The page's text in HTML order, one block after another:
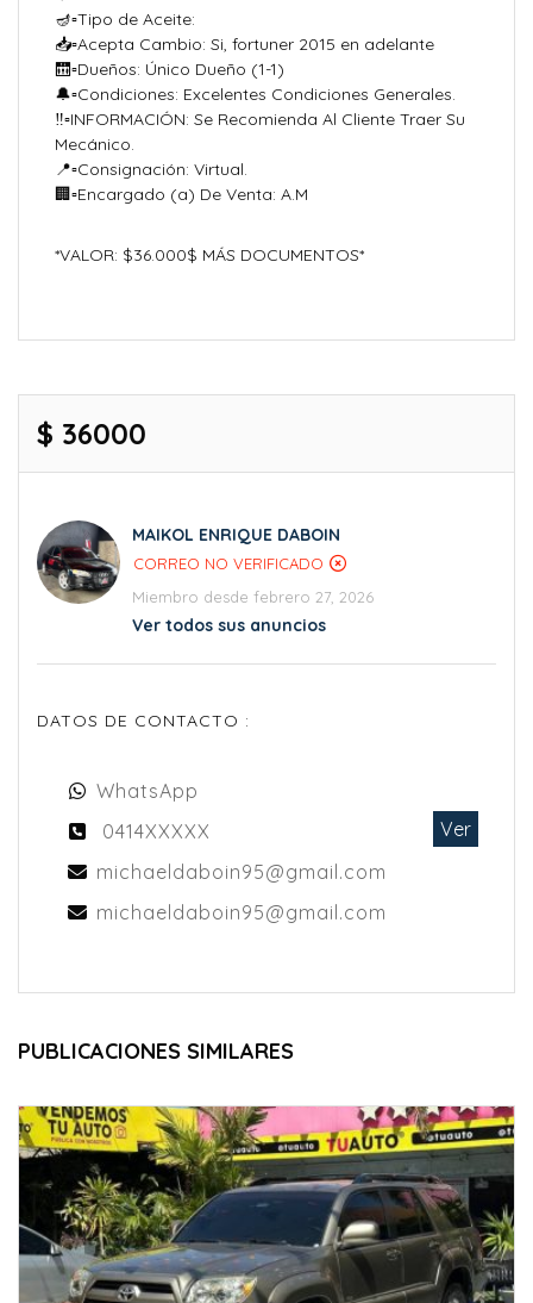
🪔▫Tipo de Aceite:
📥▫Acepta Cambio: Si, fortuner 2015 en adelante
🛗▫Dueños: Único Dueño (1-1)
🔔▫Condiciones: Excelentes Condiciones Generales.
‼️▫️INFORMACIÓN: Se Recomienda Al Cliente Traer Su
Mecánico.
📍▫️Consignación: Virtual.
🏢▫️Encargado (a) De Venta: A.M
*VALOR: $36.000$ MÁS DOCUMENTOS*
$ 36000
MAIKOL ENRIQUE DABOIN
CORREO NO VERIFICADO
Miembro desde febrero 27, 2026
Ver todos sus anuncios
DATOS DE CONTACTO :
WhatsApp
0414XXXXX
Ver
michaeldaboin95@gmail.com
michaeldaboin95@gmail.com
PUBLICACIONES SIMILARES